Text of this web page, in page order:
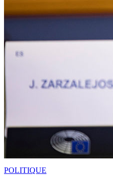
POLITIQUE